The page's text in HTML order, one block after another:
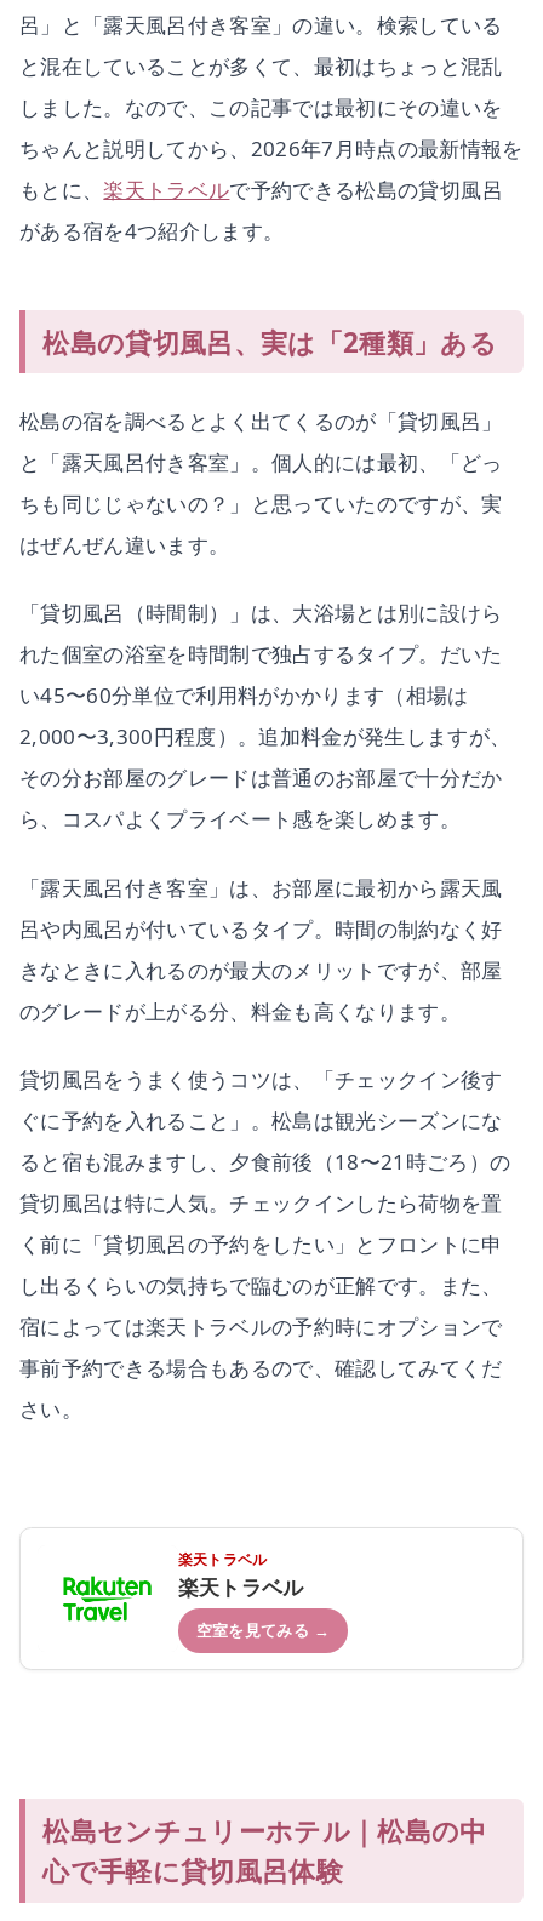
呂」と「露天風呂付き客室」の違い。検索している
と混在していることが多くて、最初はちょっと混乱
しました。なので、この記事では最初にその違いを
ちゃんと説明してから、2026年7月時点の最新情報を
もとに、 楽天トラベルで予約できる松島の貸切風呂
がある宿を4つ紹介します。
松島の貸切風呂、実は「2種類」ある
松島の宿を調べるとよく出てくるのが「貸切風呂」
と「露天風呂付き客室」。個人的には最初、「どっ
ちも同じじゃないの？」と思っていたのですが、実
はぜんぜん違います。
「貸切風呂（時間制）」は、大浴場とは別に設けら
れた個室の浴室を時間制で独占するタイプ。だいた
い45〜60分単位で利用料がかかります（相場は
2,000〜3,300円程度）。追加料金が発生しますが、
その分お部屋のグレードは普通のお部屋で十分だか
ら、コスパよくプライベート感を楽しめます。
「露天風呂付き客室」は、お部屋に最初から露天風
呂や内風呂が付いているタイプ。時間の制約なく好
きなときに入れるのが最大のメリットですが、部屋
のグレードが上がる分、料金も高くなります。
貸切風呂をうまく使うコツは、「チェックイン後す
ぐに予約を入れること」。松島は観光シーズンにな
ると宿も混みますし、夕食前後（18〜21時ごろ）の
貸切風呂は特に人気。チェックインしたら荷物を置
く前に「貸切風呂の予約をしたい」とフロントに申
し出るくらいの気持ちで臨むのが正解です。また、
宿によっては楽天トラベルの予約時にオプションで
事前予約できる場合もあるので、確認してみてくだ
さい。
楽天トラベル
楽天トラベル
空室を見てみる →
松島センチュリーホテル｜松島の中
心で手軽に貸切風呂体験